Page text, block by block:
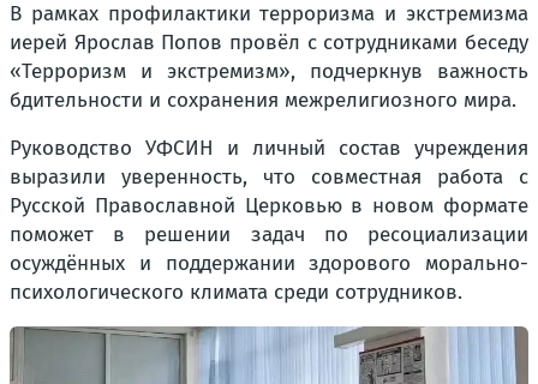
В рамках профилактики терроризма и экстремизма
иерей Ярослав Попов провёл с сотрудниками беседу
«Терроризм и экстремизм», подчеркнув важность
бдительности и сохранения межрелигиозного мира.
Руководство УФСИН и личный состав учреждения
выразили уверенность, что совместная работа с
Русской Православной Церковью в новом формате
поможет в решении задач по ресоциализации
осуждённых и поддержании здорового морально-
психологического климата среди сотрудников.